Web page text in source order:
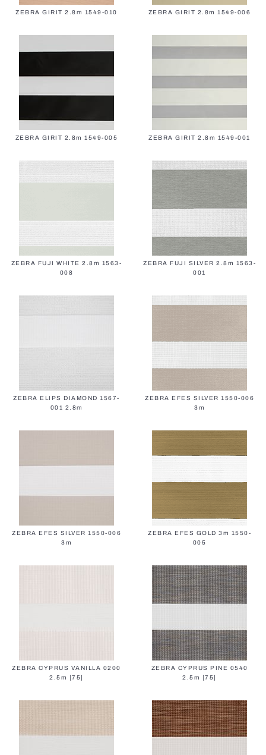
ZEBRA GIRIT 2.8m 1549-010 ZEBRA GIRIT 2.8m 1549-006
ZEBRA GIRIT 2.8m 1549-005 ZEBRA GIRIT 2.8m 1549-001
ZEBRA FUJI WHITE 2.8m 1563-
008
ZEBRA FUJI SILVER 2.8m 1563-
001
ZEBRA ELIPS DIAMOND 1567-
001 2.8m
ZEBRA EFES SILVER 1550-006
3m
ZEBRA EFES SILVER 1550-006
3m
ZEBRA EFES GOLD 3m 1550-
005
ZEBRA CYPRUS VANILLA 0200
2.5m [75]
ZEBRA CYPRUS PINE 0540
2.5m [75]